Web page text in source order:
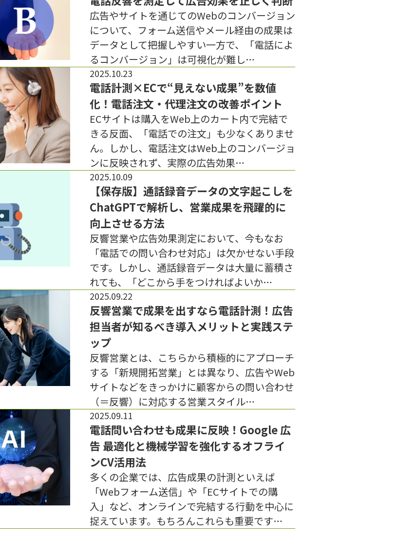
広告やサイトを通じてのWebのコンバージョン
について、フォーム送信やメール経由の成果は
データとして把握しやすい一方で、「電話によ
るコンバージョン」は可視化が難し…
2025.10.23
電話計測×ECで“見えない成果”を数値
化！電話注文・代理注文の改善ポイント
ECサイトは購入をWeb上のカート内で完結で
きる反面、「電話での注文」も少なくありませ
ん。しかし、電話注文はWeb上のコンバージョ
ンに反映されず、実際の広告効果…
2025.10.09
【保存版】通話録音データの文字起こしを
ChatGPTで解析し、営業成果を飛躍的に
向上させる方法
反響営業や広告効果測定において、今もなお
「電話での問い合わせ対応」は欠かせない手段
です。しかし、通話録音データは大量に蓄積さ
れても、「どこから手をつければよいか…
2025.09.22
反響営業で成果を出すなら電話計測！広告
担当者が知るべき導入メリットと実践ステ
ップ
反響営業とは、こちらから積極的にアプローチ
する「新規開拓営業」とは異なり、広告やWeb
サイトなどをきっかけに顧客からの問い合わせ
（＝反響）に対応する営業スタイル…
2025.09.11
電話問い合わせも成果に反映！Google 広
告 最適化と機械学習を強化するオフライ
ンCV活用法
多くの企業では、広告成果の計測といえば
「Webフォーム送信」や「ECサイトでの購
入」など、オンラインで完結する行動を中心に
捉えています。もちろんこれらも重要です…